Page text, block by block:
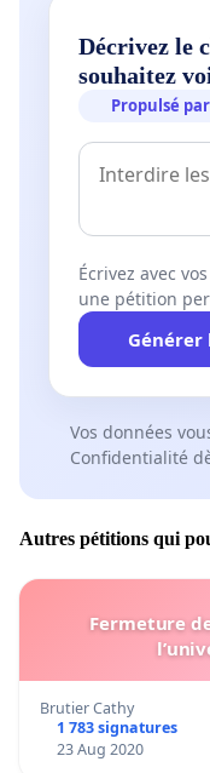
Décrivez le
souhaitez
Propulsé par
Écrivez avec
une pétition
Vos données
Confidentialité
Autres pétitions qui
Fermeture
Brutier Cathy
1 783 signatures
23 Aug 2020